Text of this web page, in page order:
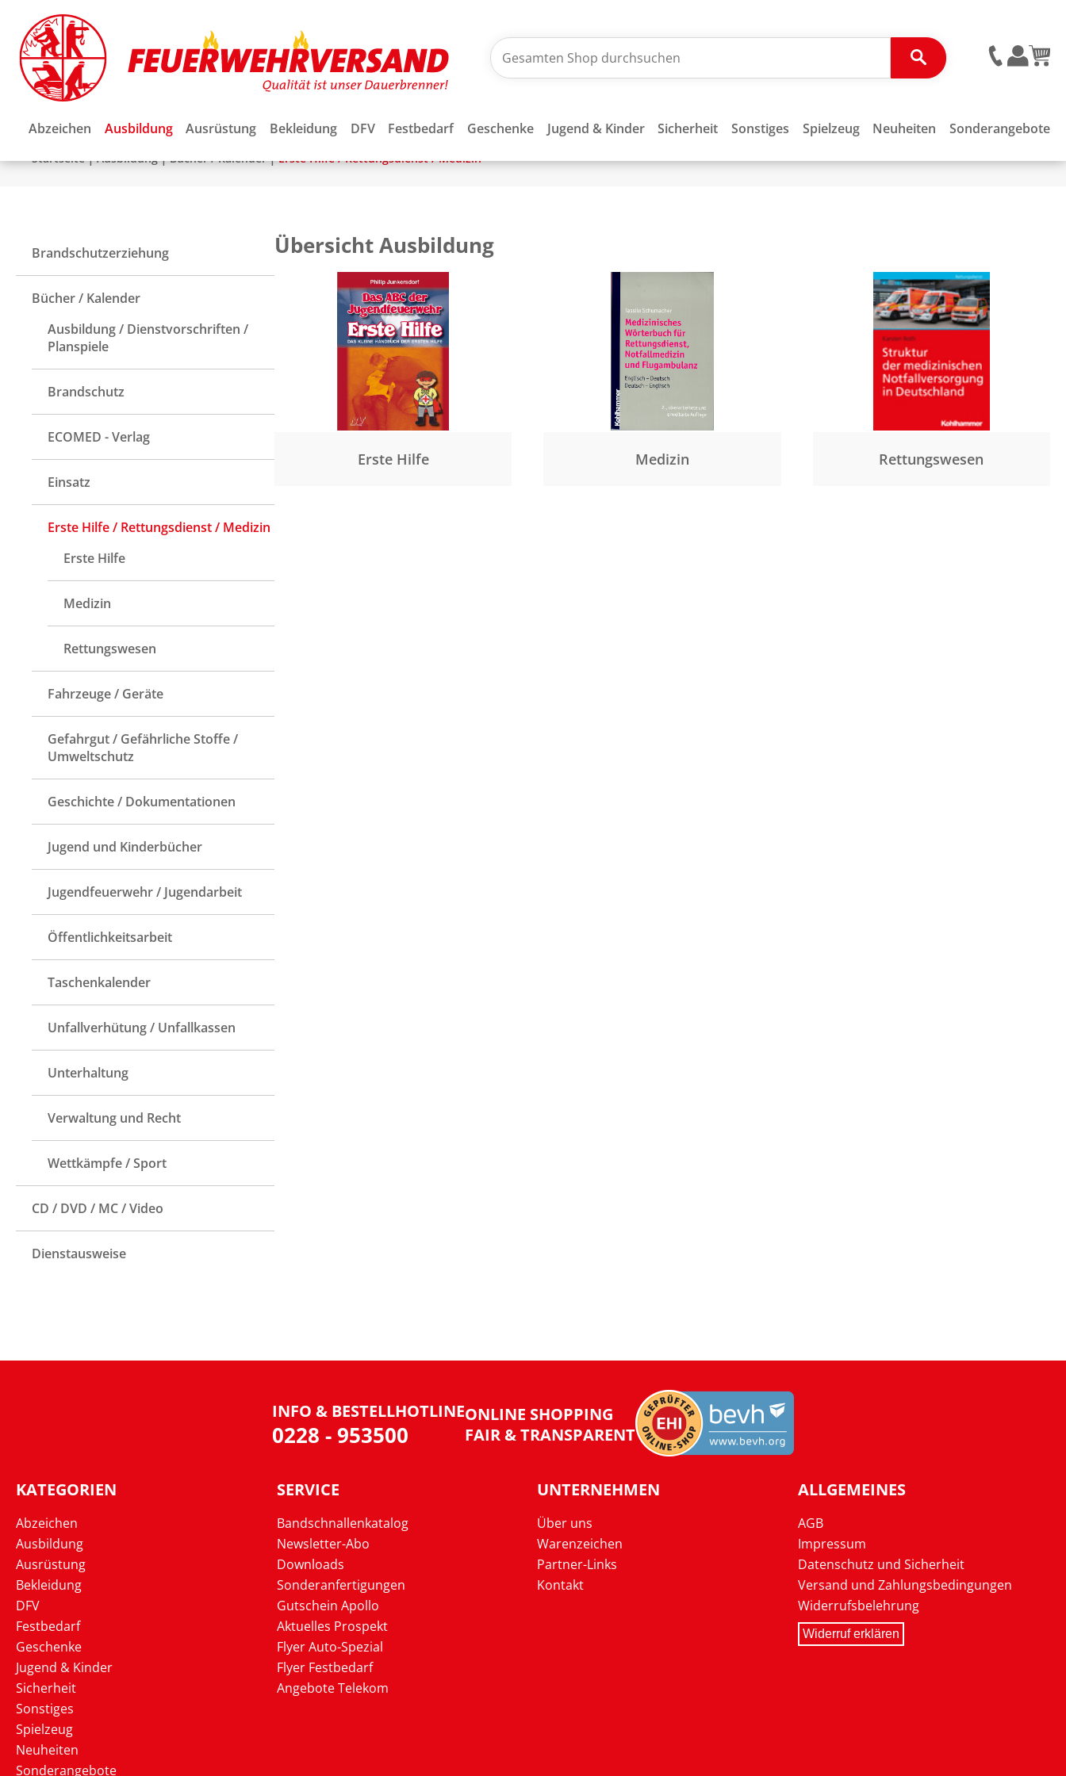
Abzeichen Ausbildung Ausrüstung Bekleidung DFV Festbedarf Geschenke Jugend & Kinder Sicherheit Sonstiges Spielzeug Neuheiten Sonderangebote
Startseite|Ausbildung|Bücher / Kalender|Erste Hilfe / Rettungsdienst / Medizin
Brandschutzerziehung
Bücher / Kalender
Ausbildung / Dienstvorschriften /
Planspiele
Brandschutz
ECOMED - Verlag
Einsatz
Erste Hilfe / Rettungsdienst / Medizin
Erste Hilfe
Medizin
Rettungswesen
Fahrzeuge / Geräte
Gefahrgut / Gefährliche Stoffe /
Umweltschutz
Geschichte / Dokumentationen
Jugend und Kinderbücher
Jugendfeuerwehr / Jugendarbeit
Öffentlichkeitsarbeit
Taschenkalender
Unfallverhütung / Unfallkassen
Unterhaltung
Verwaltung und Recht
Wettkämpfe / Sport
CD / DVD / MC / Video
Dienstausweise
Übersicht Ausbildung
Erste Hilfe Medizin Rettungswesen
INFO & BESTELLHOTLINE
0228 - 953500
ONLINE SHOPPING
FAIR & TRANSPARENT
KATEGORIEN
Abzeichen
Ausbildung
Ausrüstung
Bekleidung
DFV
Festbedarf
Geschenke
Jugend & Kinder
Sicherheit
Sonstiges
Spielzeug
Neuheiten
Sonderangebote
SERVICE
Bandschnallenkatalog
Newsletter-Abo
Downloads
Sonderanfertigungen
Gutschein Apollo
Aktuelles Prospekt
Flyer Auto-Spezial
Flyer Festbedarf
Angebote Telekom
UNTERNEHMEN
Über uns
Warenzeichen
Partner-Links
Kontakt
ALLGEMEINES
AGB
Impressum
Datenschutz und Sicherheit
Versand und Zahlungsbedingungen
Widerrufsbelehrung
Widerruf erklären